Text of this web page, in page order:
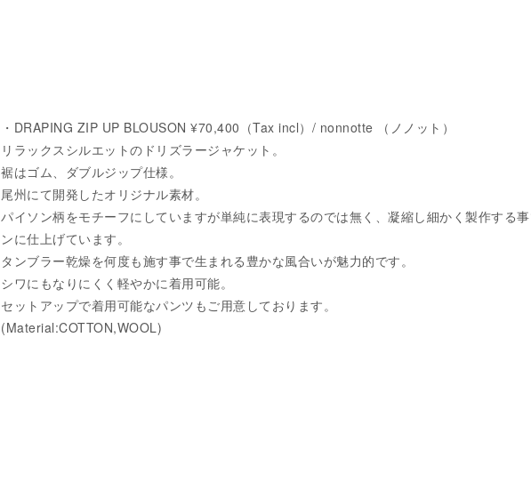
・DRAPING ZIP UP BLOUSON ¥70,400（Tax incl）/ nonnotte （ノノット）
リラックスシルエットのドリズラージャケット。
裾はゴム、ダブルジップ仕様。
尾州にて開発したオリジナル素材。
パイソン柄をモチーフにしていますが単純に表現するのでは無く、凝縮し細かく製作する
ンに仕上げています。
タンブラー乾燥を何度も施す事で生まれる豊かな風合いが魅力的です。
シワにもなりにくく軽やかに着用可能。
セットアップで着用可能なパンツもご用意しております。
(Material:COTTON,WOOL)